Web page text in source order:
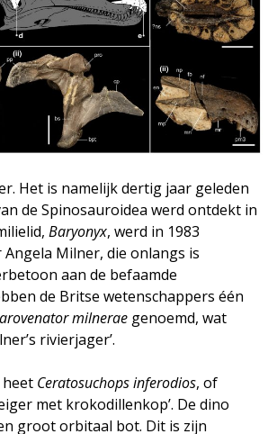
Het is namelijk dertig jaar geleden
de Spinosauroidea werd ontdekt in
Baryonyx, werd in 1983
Milner, die onlangs is
aan de befaamde
de Britse wetenschappers één
milnerae genoemd, wat
rivierjager’.
Ceratosuchops inferodios, of
met krokodillenkop’. De dino
groot orbitaal bot. Dit is zijn